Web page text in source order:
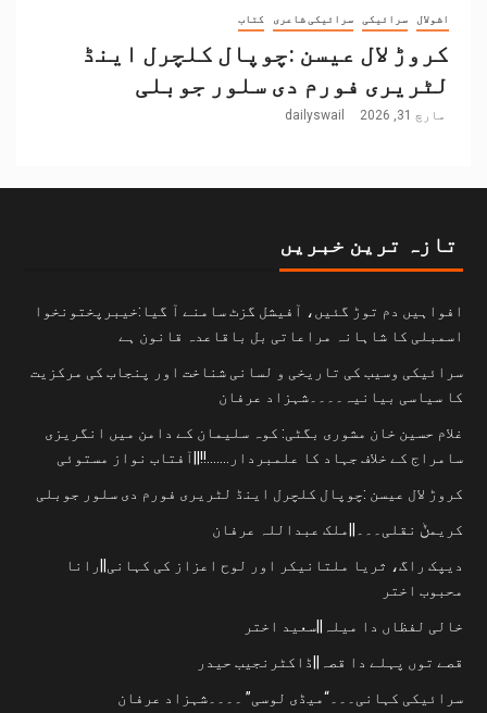
اشولال سرائیکی سرائیکی شاعری کتاب
کروڑ لال عیسن :چوپال کلچرل اینڈ
لٹریری فورم دی سلور جوبلی
مارچ 31, 2026 dailyswail
تازہ ترین خبریں
افواہیں دم توڑ گئیں، آفیشل گزٹ سامنے آ گیا:خیبرپختونخوا
اسمبلی کا شاہانہ مراعاتی بل باقاعدہ قانون ہے
سرائیکی وسیب کی تاریخی و لسانی شناخت اور پنجاب کی مرکزیت
کا سیاسی بیانیہ۔۔۔۔شہزاد عرفان
غلام حسین خان مشوری بگٹی: کوہ سلیمان کے دامن میں انگریزی
سامراج کے خلاف جہاد کا علمبردار…….!!||آفتاب نواز مستوئی
کروڑ لال عیسن :چوپال کلچرل اینڈ لٹریری فورم دی سلور جوبلی
کریمݨ نقلی۔۔۔||ملک عبداللہ عرفان
دیپک راگ، ثریا ملتانیکر اور لوح اعزاز کی کہانی||رانا
محبوب اختر
خالی لفظاں دا میلہ||سعید اختر
قصے توں پہلے دا قصہ||ڈاکٹرنجیب حیدر
سرائیکی کہانی۔۔۔“میڈی لوسی” ۔۔۔۔شہزاد عرفان